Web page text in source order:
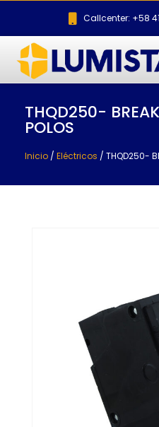
Callcenter: +58
THQD250-
POLOS
Inicio / Eléctricos / THQD250-